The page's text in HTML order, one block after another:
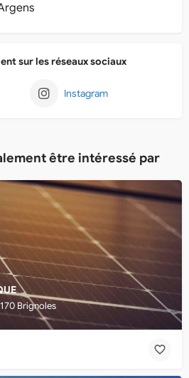
sur les réseaux sociaux
Instagram
être intéressé par
Brignoles